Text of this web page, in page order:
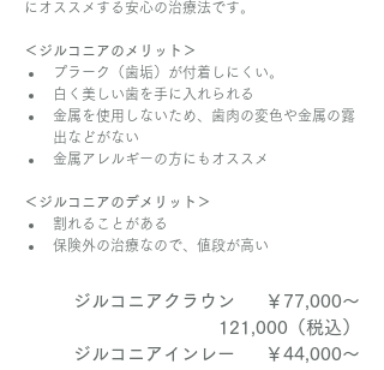
にオススメする安心の治療法です。
＜ジルコニアのメリット＞
プラーク（歯垢）が付着しにくい。
白く美しい歯を手に入れられる
金属を使用しないため、歯肉の変色や金属の露
出などがない
金属アレルギーの方にもオススメ
＜ジルコニアのデメリット＞
割れることがある
保険外の治療なので、値段が高い
ジルコニアクラウン	￥77,000～
121,000（税込）
ジルコニアインレー	￥44,000～